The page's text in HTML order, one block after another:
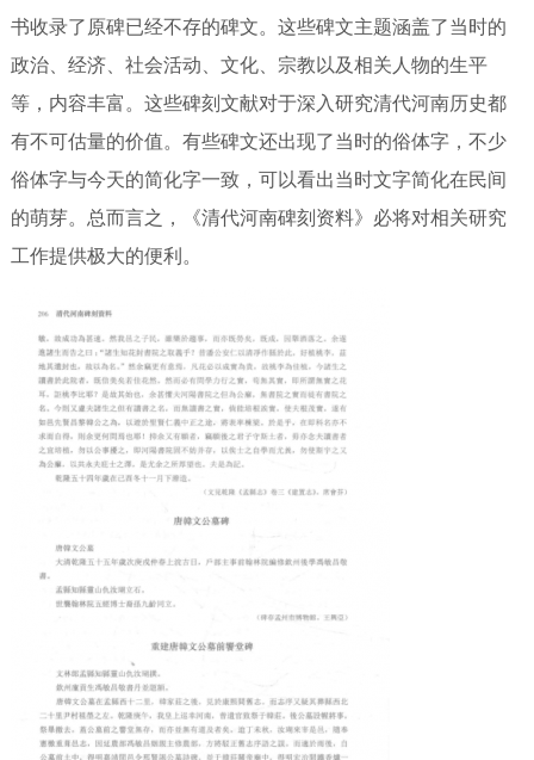
书收录了原碑已经不存的碑文。这些碑文主题涵盖了当时的
政治、经济、社会活动、文化、宗教以及相关人物的生平
等，内容丰富。这些碑刻文献对于深入研究清代河南历史都
有不可估量的价值。有些碑文还出现了当时的俗体字，不少
俗体字与今天的简化字一致，可以看出当时文字简化在民间
的萌芽。总而言之，《清代河南碑刻资料》必将对相关研究
工作提供极大的便利。